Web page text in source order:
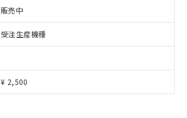
販売中
受注生産機種
¥ 2,500